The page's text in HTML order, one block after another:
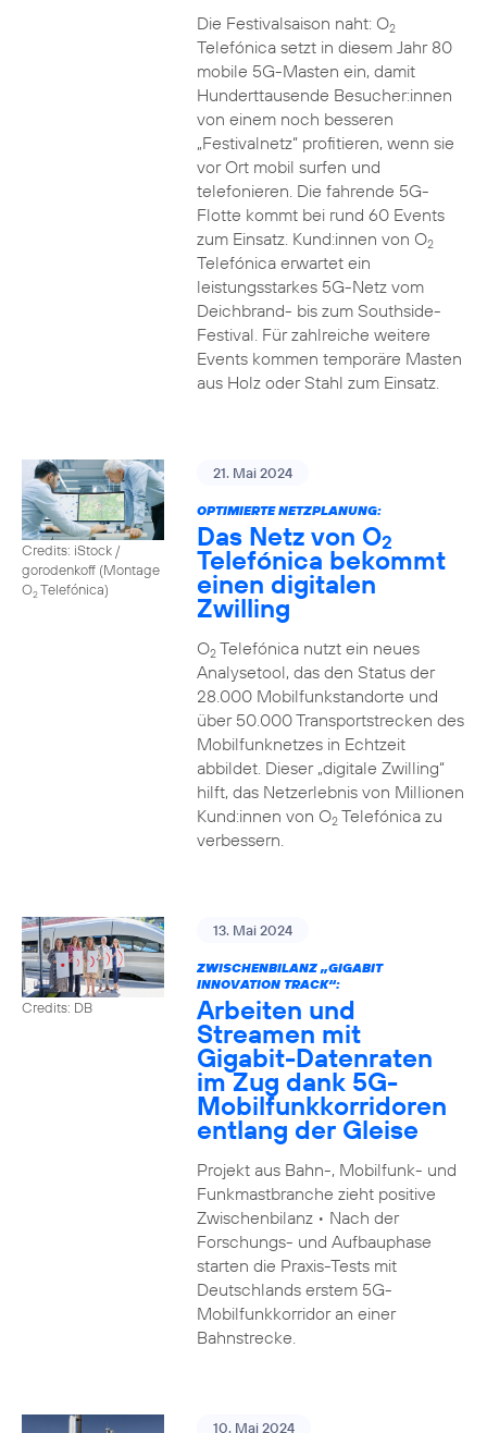
Die Festivalsaison naht: O2
Telefónica setzt in diesem Jahr 80
mobile 5G-Masten ein, damit
Hunderttausende Besucher:innen
von einem noch besseren
„Festivalnetz“ profitieren, wenn sie
vor Ort mobil surfen und
telefonieren. Die fahrende 5G-
Flotte kommt bei rund 60 Events
zum Einsatz. Kund:innen von O2
Telefónica erwartet ein
leistungsstarkes 5G-Netz vom
Deichbrand- bis zum Southside-
Festival. Für zahlreiche weitere
Events kommen temporäre Masten
aus Holz oder Stahl zum Einsatz.
Credits: iStock /
gorodenkoff (Montage
O2Telefónica)
21. Mai 2024
OPTIMIERTE NETZPLANUNG:
Das Netz von O2
Telefónica bekommt
einen digitalen
Zwilling
O2Telefónica nutzt ein neues
Analysetool, das den Status der
28.000 Mobilfunkstandorte und
über 50.000 Transportstrecken des
Mobilfunknetzes in Echtzeit
abbildet. Dieser „digitale Zwilling“
hilft, das Netzerlebnis von Millionen
Kund:innen von O2Telefónica zu
verbessern.
Credits: DB
13. Mai 2024
ZWISCHENBILANZ „GIGABIT
INNOVATION TRACK“:
Arbeiten und
Streamen mit
Gigabit-Datenraten
im Zug dank 5G-
Mobilfunkkorridoren
entlang der Gleise
Projekt aus Bahn-, Mobilfunk- und
Funkmastbranche zieht positive
Zwischenbilanz • Nach der
Forschungs- und Aufbauphase
starten die Praxis-Tests mit
Deutschlands erstem 5G-
Mobilfunkkorridor an einer
Bahnstrecke.
10. Mai 2024